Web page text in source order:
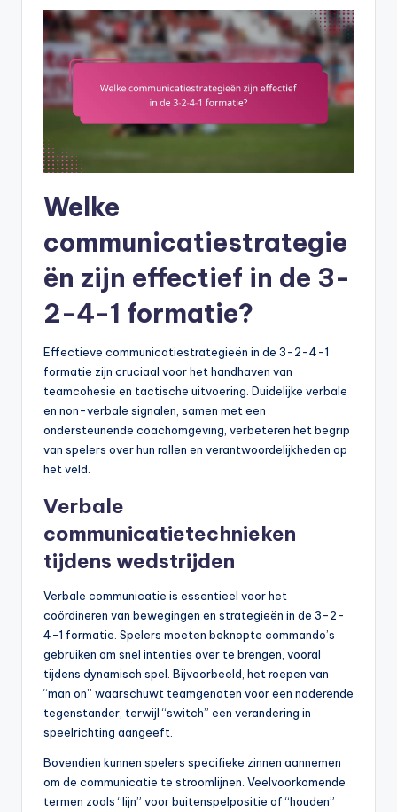
Welke
communicatiestrategie
ën zijn effectief in de 3-
2-4-1 formatie?
Effectieve communicatiestrategieën in de 3-2-4-1
formatie zijn cruciaal voor het handhaven van
teamcohesie en tactische uitvoering. Duidelijke verbale
en non-verbale signalen, samen met een
ondersteunende coachomgeving, verbeteren het begrip
van spelers over hun rollen en verantwoordelijkheden op
het veld.
Verbale
communicatietechnieken
tijdens wedstrijden
Verbale communicatie is essentieel voor het
coördineren van bewegingen en strategieën in de 3-2-
4-1 formatie. Spelers moeten beknopte commando’s
gebruiken om snel intenties over te brengen, vooral
tijdens dynamisch spel. Bijvoorbeeld, het roepen van
“man on” waarschuwt teamgenoten voor een naderende
tegenstander, terwijl “switch” een verandering in
speelrichting aangeeft.
Bovendien kunnen spelers specifieke zinnen aannemen
om de communicatie te stroomlijnen. Veelvoorkomende
termen zoals “lijn” voor buitenspelpositie of “houden”